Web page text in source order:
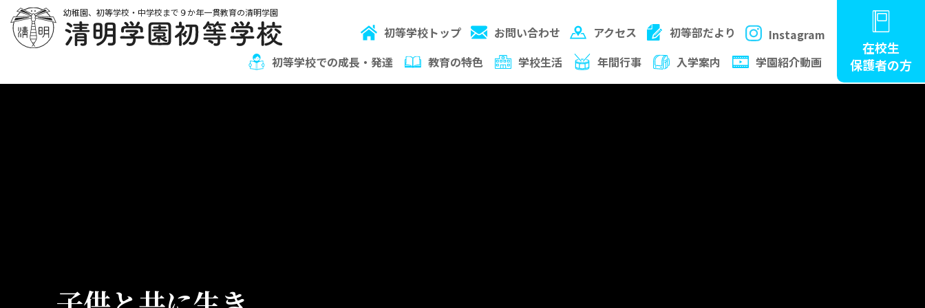
幼稚園、初等学校・中学校まで９か年一貫教育の清明学園
初等学校トップ お問い合わせ アクセス 初等部だより
Instagram
初等学校での成長・発達
教育の特色 学校生活 年間行事 入学案内 学園紹介動画
在校生
保護者の方